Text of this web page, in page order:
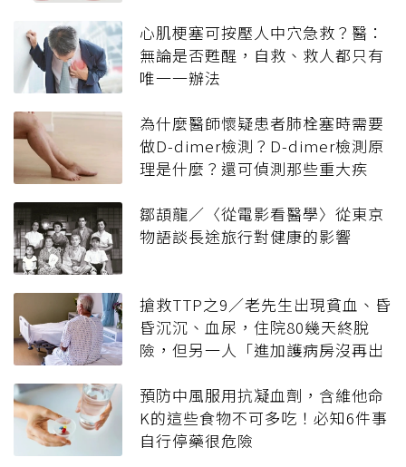
心肌梗塞可按壓人中穴急救？醫：
無論是否甦醒，自救、救人都只有
唯一一辦法
為什麼醫師懷疑患者肺栓塞時需要
做D-dimer檢測？D-dimer檢測原
理是什麼？還可偵測那些重大疾
鄒頡龍／〈從電影看醫學〉從東京
物語談長途旅行對健康的影響
搶救TTP之9／老先生出現貧血、昏
昏沉沉、血尿，住院80幾天終脫
險，但另一人「進加護病房沒再出
預防中風服用抗凝血劑，含維他命
K的這些食物不可多吃！必知6件事
自行停藥很危險